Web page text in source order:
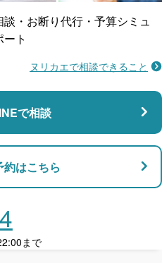
ート対応
・お断り代行・予算シミュ
ト
ヌリカエで相談できること
で相談
はこちら
まで